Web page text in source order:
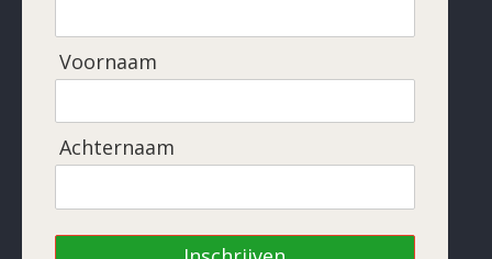
Voornaam
Achternaam